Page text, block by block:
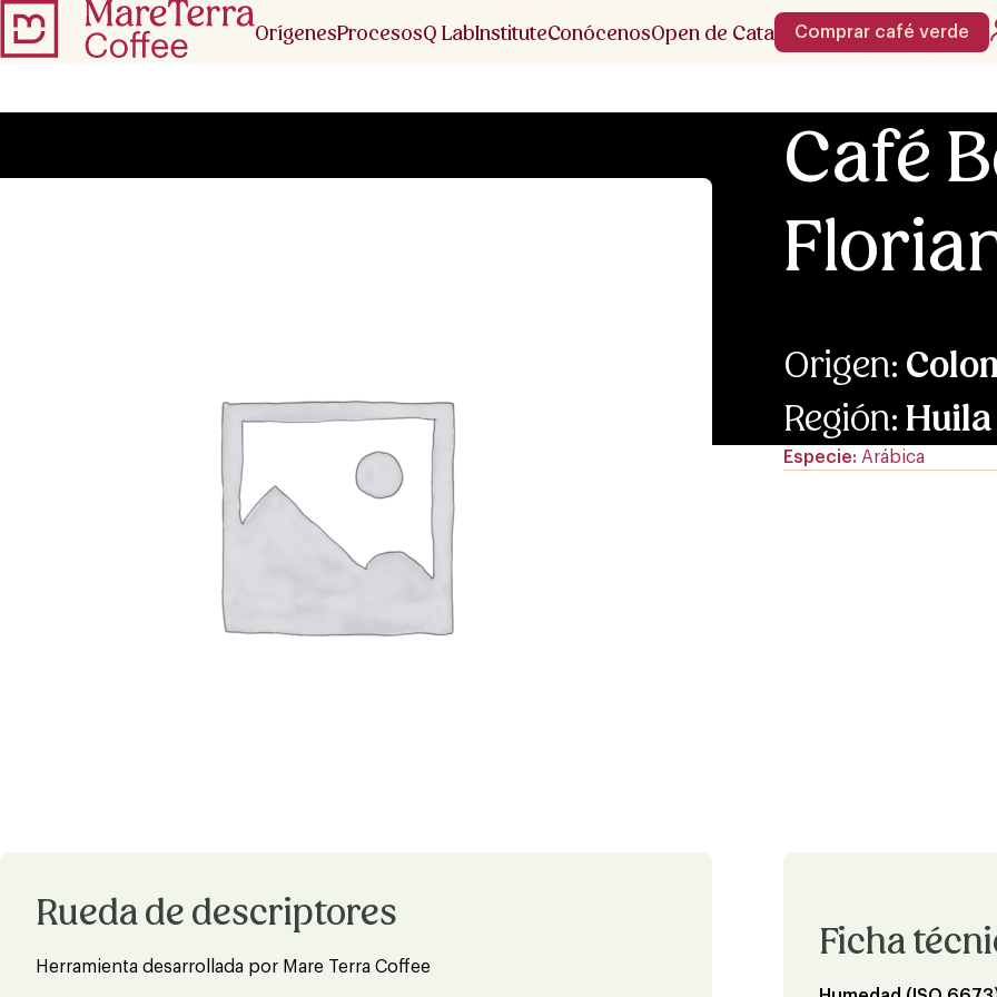
OrígenesProcesosQ LabInstituteConócenosOpen de Cata Comprar café verde
Café
Origen:
Región:Huila
Especie Arábica
Rueda de descriptores
Herramienta desarrollada por Mare Terra Coffee
Ficha